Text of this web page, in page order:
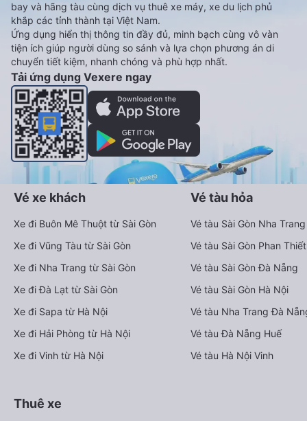
bay và hãng tàu cùng dịch vụ thuê xe máy, xe du lịch phủ
khắp các tỉnh thành tại Việt Nam.
Ứng dụng hiển thị thông tin đầy đủ, minh bạch cùng vô vàn
tiện ích giúp người dùng so sánh và lựa chọn phương án di
chuyển tiết kiệm, nhanh chóng và phù hợp nhất.
Tải ứng dụng Vexere ngay
Vé xe khách
Xe đi Buôn Mê Thuột từ Sài Gòn
Xe đi Vũng Tàu từ Sài Gòn
Xe đi Nha Trang từ Sài Gòn
Xe đi Đà Lạt từ Sài Gòn
Xe đi Sapa từ Hà Nội
Xe đi Hải Phòng từ Hà Nội
Xe đi Vinh từ Hà Nội
Vé tàu hỏa
Vé tàu Sài Gòn Nha Trang
Vé tàu Sài Gòn Phan Thiết
Vé tàu Sài Gòn Đà Nẵng
Vé tàu Sài Gòn Hà Nội
Vé tàu Nha Trang Đà
Vé tàu Đà Nẵng Huế
Vé tàu Hà Nội Vinh
Thuê xe